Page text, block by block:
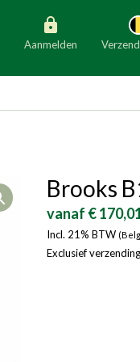
Aanmelden
Slovenië
Denemarken
Open Brooks
vanaf €
Incl. 21% BTW
Exclusief